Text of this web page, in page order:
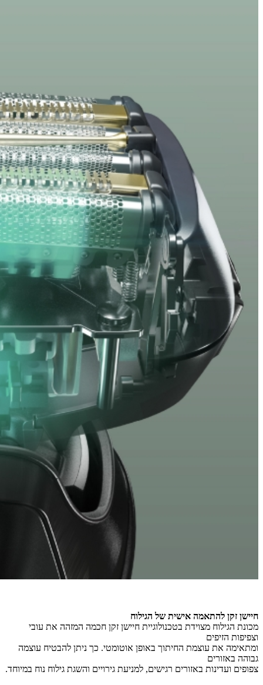
חיישן זקן להתאמה אישית של הגילוח
מכונת הגילוח מצוידת בטכנולוגיית חיישן זקן חכמה המזהה את עובי
וצפיפות הזיפים
ומתאימה את עוצמת החיתוך באופן אוטומטי. כך ניתן להבטיח עוצמה
גבוהה באזורים
צפופים ועדינות באזורים רגישים, למניעת גירויים והשגת גילוח נוח במיוחד.